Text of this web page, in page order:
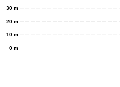
0 m
10 m
20 m
30 m